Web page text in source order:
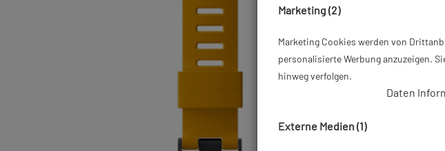
Marketing (2)
Marketing Cookies werden von
personalisierte Werbung anzuzeigen.
hinweg verfolgen.
Daten
Externe Medien (1)